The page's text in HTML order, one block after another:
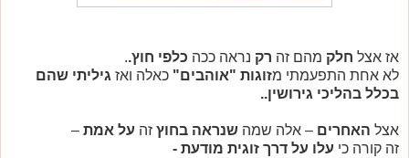
אז אצל חלק מהם זה רק נראה ככה כלפי חוץ..
לא אחת התפעמתי מזוגות "אוהבים" כאלה ואז גיליתי שהם
בכלל בהליכי גירושין..
אצל האחרים – אלה שמה שנראה בחוץ זה על אמת –
זה קורה כי עלו על דרך זוגית מודעת -